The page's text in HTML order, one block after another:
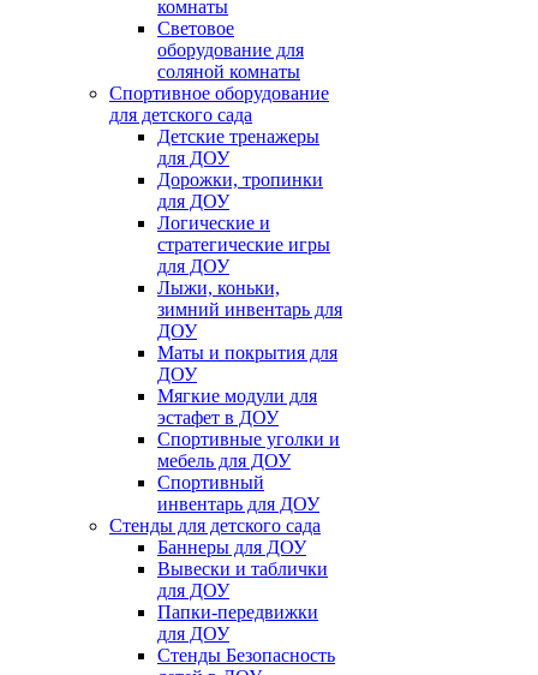
комнаты
Световое
оборудование для
соляной комнаты
Спортивное оборудование
для детского сада
Детские тренажеры
для ДОУ
Дорожки, тропинки
для ДОУ
Логические и
стратегические игры
для ДОУ
Лыжи, коньки,
зимний инвентарь для
ДОУ
Маты и покрытия для
ДОУ
Мягкие модули для
эстафет в ДОУ
Спортивные уголки и
мебель для ДОУ
Спортивный
инвентарь для ДОУ
Стенды для детского сада
Баннеры для ДОУ
Вывески и таблички
для ДОУ
Папки-передвижки
для ДОУ
Стенды Безопасность